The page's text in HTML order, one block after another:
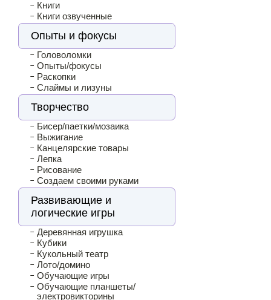
Книги
Книги озвученные
Опыты и фокусы
Головоломки
Опыты/фокусы
Раскопки
Слаймы и лизуны
Творчество
Бисер/паетки/мозаика
Выжигание
Канцелярские товары
Лепка
Рисование
Создаем своими руками
Развивающие и
логические игры
Деревянная игрушка
Кубики
Кукольный театр
Лото/домино
Обучающие игры
Обучающие планшеты/
электровикторины